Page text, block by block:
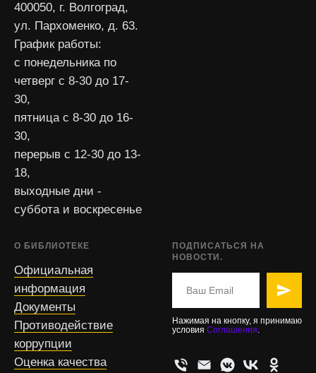
400050, г. Волгоград,
ул. Пархоменко, д. 63.
График работы:
с понедельника по
четверг с 8-30 до 17-
30,
пятница с 8-30 до 16-
30,
перерыв с 12-30 до 13-
18,
выходные дни -
суббота и воскресенье
О БИБЛИОТЕКЕ
Официальная
информация
Документы
Противодействие
коррупции
Оценка качества
ПОДПИСАТЬСЯ НА
НОВОСТИ.
Нажимая на кнопку, я принимаю
условия Соглашения.